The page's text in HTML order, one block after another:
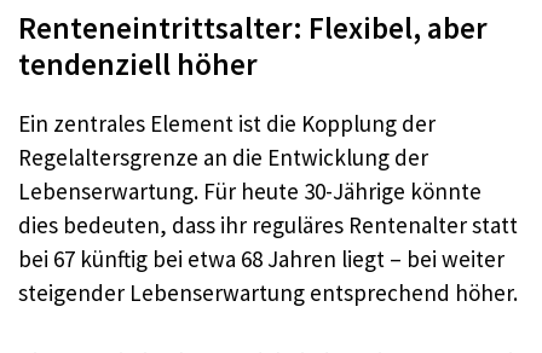
Renteneintrittsalter: Flexibel, aber
tendenziell höher
Ein zentrales Element ist die Kopplung der
Regelaltersgrenze an die Entwicklung der
Lebenserwartung. Für heute 30-Jährige könnte
dies bedeuten, dass ihr reguläres Rentenalter statt
bei 67 künftig bei etwa 68 Jahren liegt – bei weiter
steigender Lebenserwartung entsprechend höher.